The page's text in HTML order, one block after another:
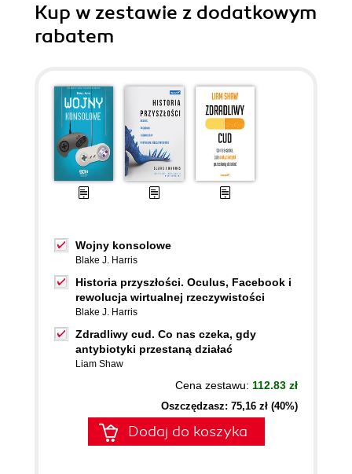
Kup w zestawie z dodatkowym
rabatem
Wojny konsolowe
Blake J. Harris
Historia przyszłości. Oculus, Facebook i
rewolucja wirtualnej rzeczywistości
Blake J. Harris
Zdradliwy cud. Co nas czeka, gdy
antybiotyki przestaną działać
Liam Shaw
Cena zestawu: 112.83 zł
Oszczędzasz: 75,16 zł (40%)
Dodaj do koszyka